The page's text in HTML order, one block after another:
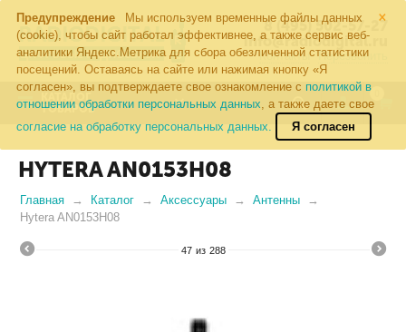
×
Предупреждение
Мы используем временные файлы данных
(cookie), чтобы сайт работал эффективнее, а также сервис веб-
аналитики Яндекс.Метрика для сбора обезличенной статистики
посещений. Оставаясь на сайте или нажимая кнопку «Я
согласен», вы подтверждаете свое ознакомление с политикой в
отношении обработки персональных данных, а также даете свое
согласие на обработку персональных данных.
Я согласен
8 (495) 502-57-27
info@radiodigital.ru
Контакты Перезвонить
КАТАЛОГ
ТОВАРОВ
HYTERA AN0153H08
Главная Каталог Аксессуары
Антенны
Hytera AN0153H08
47 из 288